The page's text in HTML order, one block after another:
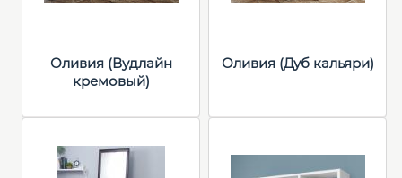
Оливия (Вудлайн
кремовый)
Оливия (Дуб кальяри)